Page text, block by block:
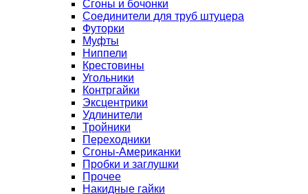
Сгоны и бочонки
Соединители для труб штуцера
Футорки
Муфты
Ниппели
Крестовины
Угольники
Контргайки
Эксцентрики
Удлинители
Тройники
Переходники
Сгоны-Американки
Пробки и заглушки
Прочее
Накидные гайки